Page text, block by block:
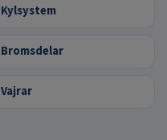
Kylsystem
Bromsdelar
Vajrar